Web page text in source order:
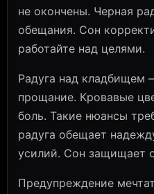
не окончены. Черная
обещания. Сон
работайте над целями.
Радуга над кладбищем
прощание. Кровавые
боль. Такие нюансы
радуга обещает
усилий. Сон защищает
Предупреждение